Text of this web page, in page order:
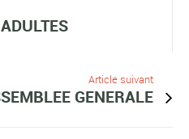
Article suivant
GENERALE